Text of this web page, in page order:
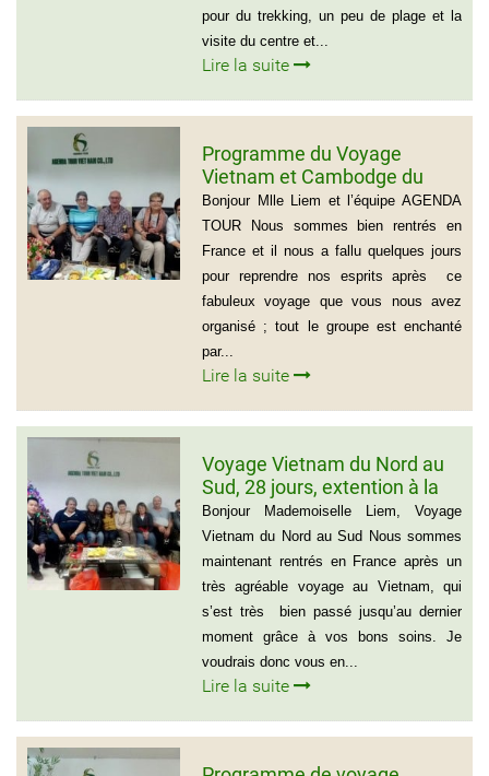
pour du trekking, un peu de plage et la
visite du centre et...
Lire la suite
Programme du Voyage
Vietnam et Cambodge du
group de Mr LACROIX (6
personnes)
Bonjour Mlle Liem et l’équipe AGENDA
TOUR Nous sommes bien rentrés en
France et il nous a fallu quelques jours
pour reprendre nos esprits après ce
fabuleux voyage que vous nous avez
organisé ; tout le groupe est enchanté
par...
Lire la suite
Voyage Vietnam du Nord au
Sud, 28 jours, extention à la
plage de Muine du groupe de
Mr Thierry Voinier
Bonjour Mademoiselle Liem, Voyage
Vietnam du Nord au Sud Nous sommes
maintenant rentrés en France après un
très agréable voyage au Vietnam, qui
s’est très bien passé jusqu’au dernier
moment grâce à vos bons soins. Je
voudrais donc vous en...
Lire la suite